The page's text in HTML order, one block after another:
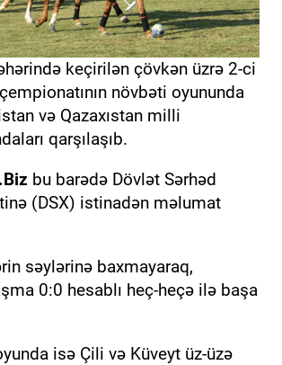
keçirilən çövkən üzrə 2-ci
növbəti oyununda
və Qazaxıstan milli
qarşılaşıb.
bu barədə Dövlət Sərhəd
(DSX) istinadən məlumat
səylərinə baxmayaraq,
0:0 hesablı heç-heçə ilə başa
isə Çili və Küveyt üz-üzə